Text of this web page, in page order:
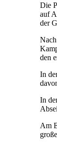
Die
auf
der
den
In
In
Am